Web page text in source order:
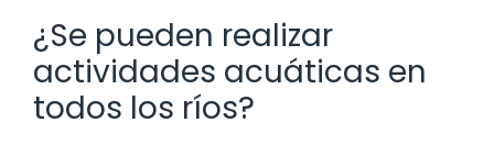
¿Se pueden realizar
actividades acuáticas en
todos los ríos?